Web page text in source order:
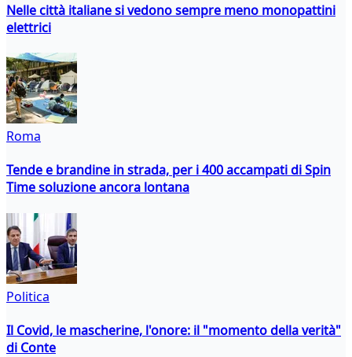
Nelle città italiane si vedono sempre meno monopattini
elettrici
Roma
Tende e brandine in strada, per i 400 accampati di Spin
Time soluzione ancora lontana
Politica
Il Covid, le mascherine, l'onore: il "momento della verità"
di Conte